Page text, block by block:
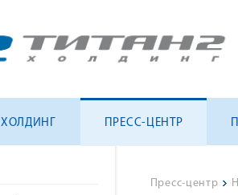
ХОЛДИНГ ПРЕСС-ЦЕНТР
Пресс-центр >